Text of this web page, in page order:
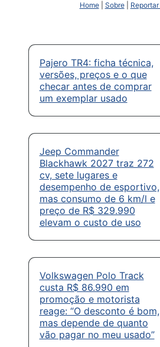
Home| Sobre| Reportar
Pajero TR4: ficha técnica,
versões, preços e o que
checar antes de comprar
um exemplar usado
Jeep Commander
Blackhawk 2027 traz 272
cv, sete lugares e
desempenho de esportivo,
mas consumo de 6 km/l e
preço de R$ 329.990
elevam o custo de uso
Volkswagen Polo Track
custa R$ 86.990 em
promoção e motorista
reage: “O desconto é bom,
mas depende de quanto
vão pagar no meu usado”